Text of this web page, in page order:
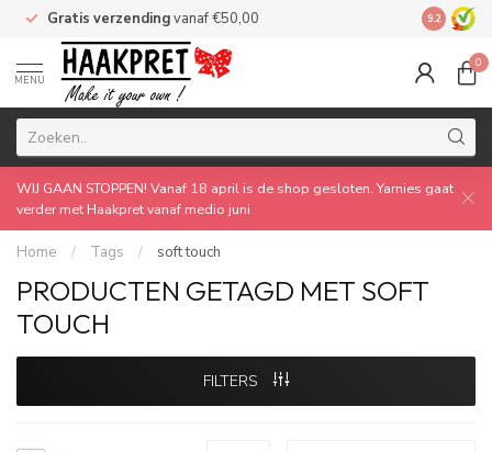
Gratis verzendingvanaf €50,00 Made by
9.2
MENU
0
WIJ GAAN STOPPEN! Vanaf 18 april is de shop gesloten. Yarnies gaat
verder met Haakpret vanaf medio juni
Home / Tags / soft touch
PRODUCTEN GETAGD MET SOFT
TOUCH
FILTERS